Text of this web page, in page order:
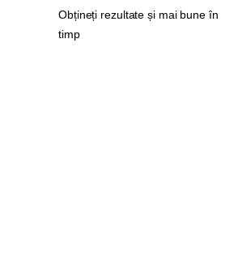
Obțineți rezultate și mai bune în
timp